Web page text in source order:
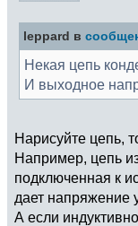
leppard в
Некая цепь
И выходное
Нарисуйте цепь,
Например, цепь
подключенная к
дает напряжение
А если